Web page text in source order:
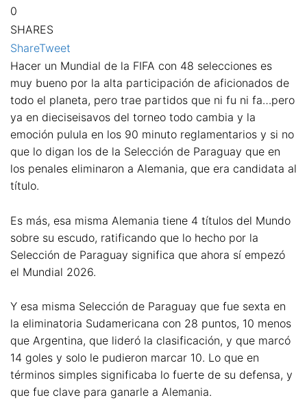
0
SHARES
ShareTweet
Hacer un Mundial de la FIFA con 48 selecciones es
muy bueno por la alta participación de aficionados de
todo el planeta, pero trae partidos que ni fu ni fa…pero
ya en dieciseisavos del torneo todo cambia y la
emoción pulula en los 90 minuto reglamentarios y si no
que lo digan los de la Selección de Paraguay que en
los penales eliminaron a Alemania, que era candidata al
título.
Es más, esa misma Alemania tiene 4 títulos del Mundo
sobre su escudo, ratificando que lo hecho por la
Selección de Paraguay significa que ahora sí empezó
el Mundial 2026.
Y esa misma Selección de Paraguay que fue sexta en
la eliminatoria Sudamericana con 28 puntos, 10 menos
que Argentina, que lideró la clasificación, y que marcó
14 goles y solo le pudieron marcar 10. Lo que en
términos simples significaba lo fuerte de su defensa, y
que fue clave para ganarle a Alemania.